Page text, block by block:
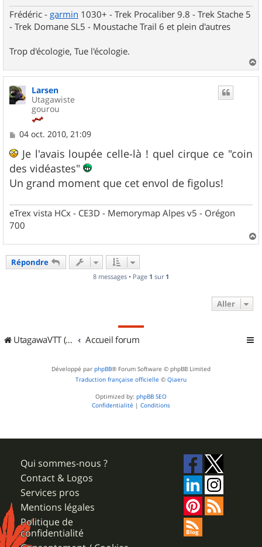
Frédéric - garmin 1030+ - Trek Procaliber 9.8 - Trek Stache 5
- Trek Domane SL5 - Moustache Trail 6 et plein d'autres
Trop d'écologie, Tue l'écologie.
a
Larsen
Utagawiste
gourou
M
s
a
g
e
04 oct. 2010, 21:09
Je l'avais loupée celle-là ! quel cirque ce "coin
des vidéastes"
Un grand moment que cet envol de figolus!
eTrex vista HCx - CE3D - Memorymap Alpes v5 - Orégon
700
a
Répondre
8 messages • Page 1 sur 1
Aller
UtagawaVTT (Randos VTT et VTTAE avec traces GPS) Accueil forum
Développé par phpBB® Forum Software © phpBB Limited
Traduction française officielle © Qiaeru
Optimized by: phpBB SEO
Confidentialité | Conditions
Qui sommes-nous ?
Contact & Logos
Services pros
Mentions légales
Politique de
confidentialité